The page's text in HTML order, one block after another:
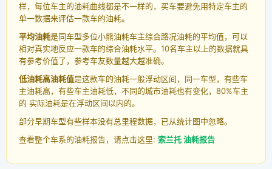
样，每位车主的油耗曲线都是不一样的，买车要避免用特定车主的
单一数据来评估一款车的油耗。
平均油耗是同车型多位小熊油耗车主综合路况油耗的平均值，可以
相对真实地反应一款车的综合油耗水平。10名车主以上的数据就具
有参考价值了，参考车友数量越大越准确。
低油耗高油耗值是这款车的油耗一般浮动区间，同一车型，有些车
主油耗高，有些车主油耗低，不同的城市油耗也有变化，80%车主
的 实际油耗是在浮动区间以内的。
部分早期车型有些样本没有总里程数据，已从统计图中忽略。
查看整个车系的油耗报告，请点击这里: 索兰托 油耗报告